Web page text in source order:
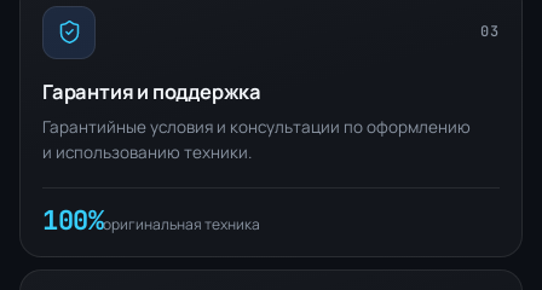
03
Гарантия и поддержка
Гарантийные условия и консультации по оформлению
и использованию техники.
100%оригинальная техника